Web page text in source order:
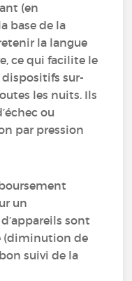
(en
base de la
la langue
ce qui facilite le
dispositifs sur-
les nuits. Ils
ou
par pression
un
sont
(diminution de
suivi de la